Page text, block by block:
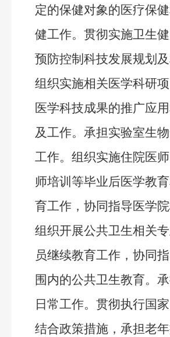
定的保健对象的医疗保
健工作。贯彻实施卫生
预防控制 科技发展规划
组织实施相关医学科研
医学科技成果的推广应
及工作。承担实验室生
工作。组织实施住院医
师培训等毕业后医学教
育工作，协同指导医学院
组织开展公共卫生相关
员继续教育工作，协同
围内的公共卫生教育。
日常工作。贯彻执行国
结合政策措施，承担老